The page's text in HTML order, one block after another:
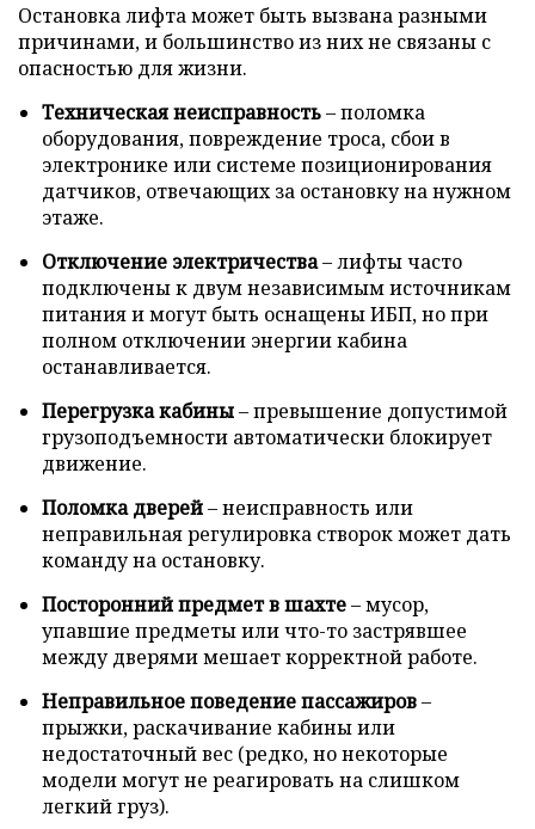
Остановка лифта может быть вызвана разными
причинами, и большинство из них не связаны с
опасностью для жизни.
Техническая неисправность– поломка
оборудования, повреждение троса, сбои в
электронике или системе позиционирования
датчиков, отвечающих за остановку на нужном
этаже.
Отключение электричества– лифты часто
подключены к двум независимым источникам
питания и могут быть оснащены ИБП, но при
полном отключении энергии кабина
останавливается.
Перегрузка кабины– превышение допустимой
грузоподъемности автоматически блокирует
движение.
Поломка дверей– неисправность или
неправильная регулировка створок может дать
команду на остановку.
Посторонний предмет в шахте– мусор,
упавшие предметы или что-то застрявшее
между дверями мешает корректной работе.
Неправильное поведение пассажиров–
прыжки, раскачивание кабины или
недостаточный вес (редко, но некоторые
модели могут не реагировать на слишком
легкий груз).